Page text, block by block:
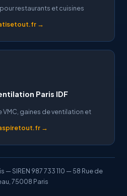
restaurants et cuisines
→
Paris IDF
gaines de ventilation et
→
— SIREN 987 733 110 — 58 Rue de
75008 Paris